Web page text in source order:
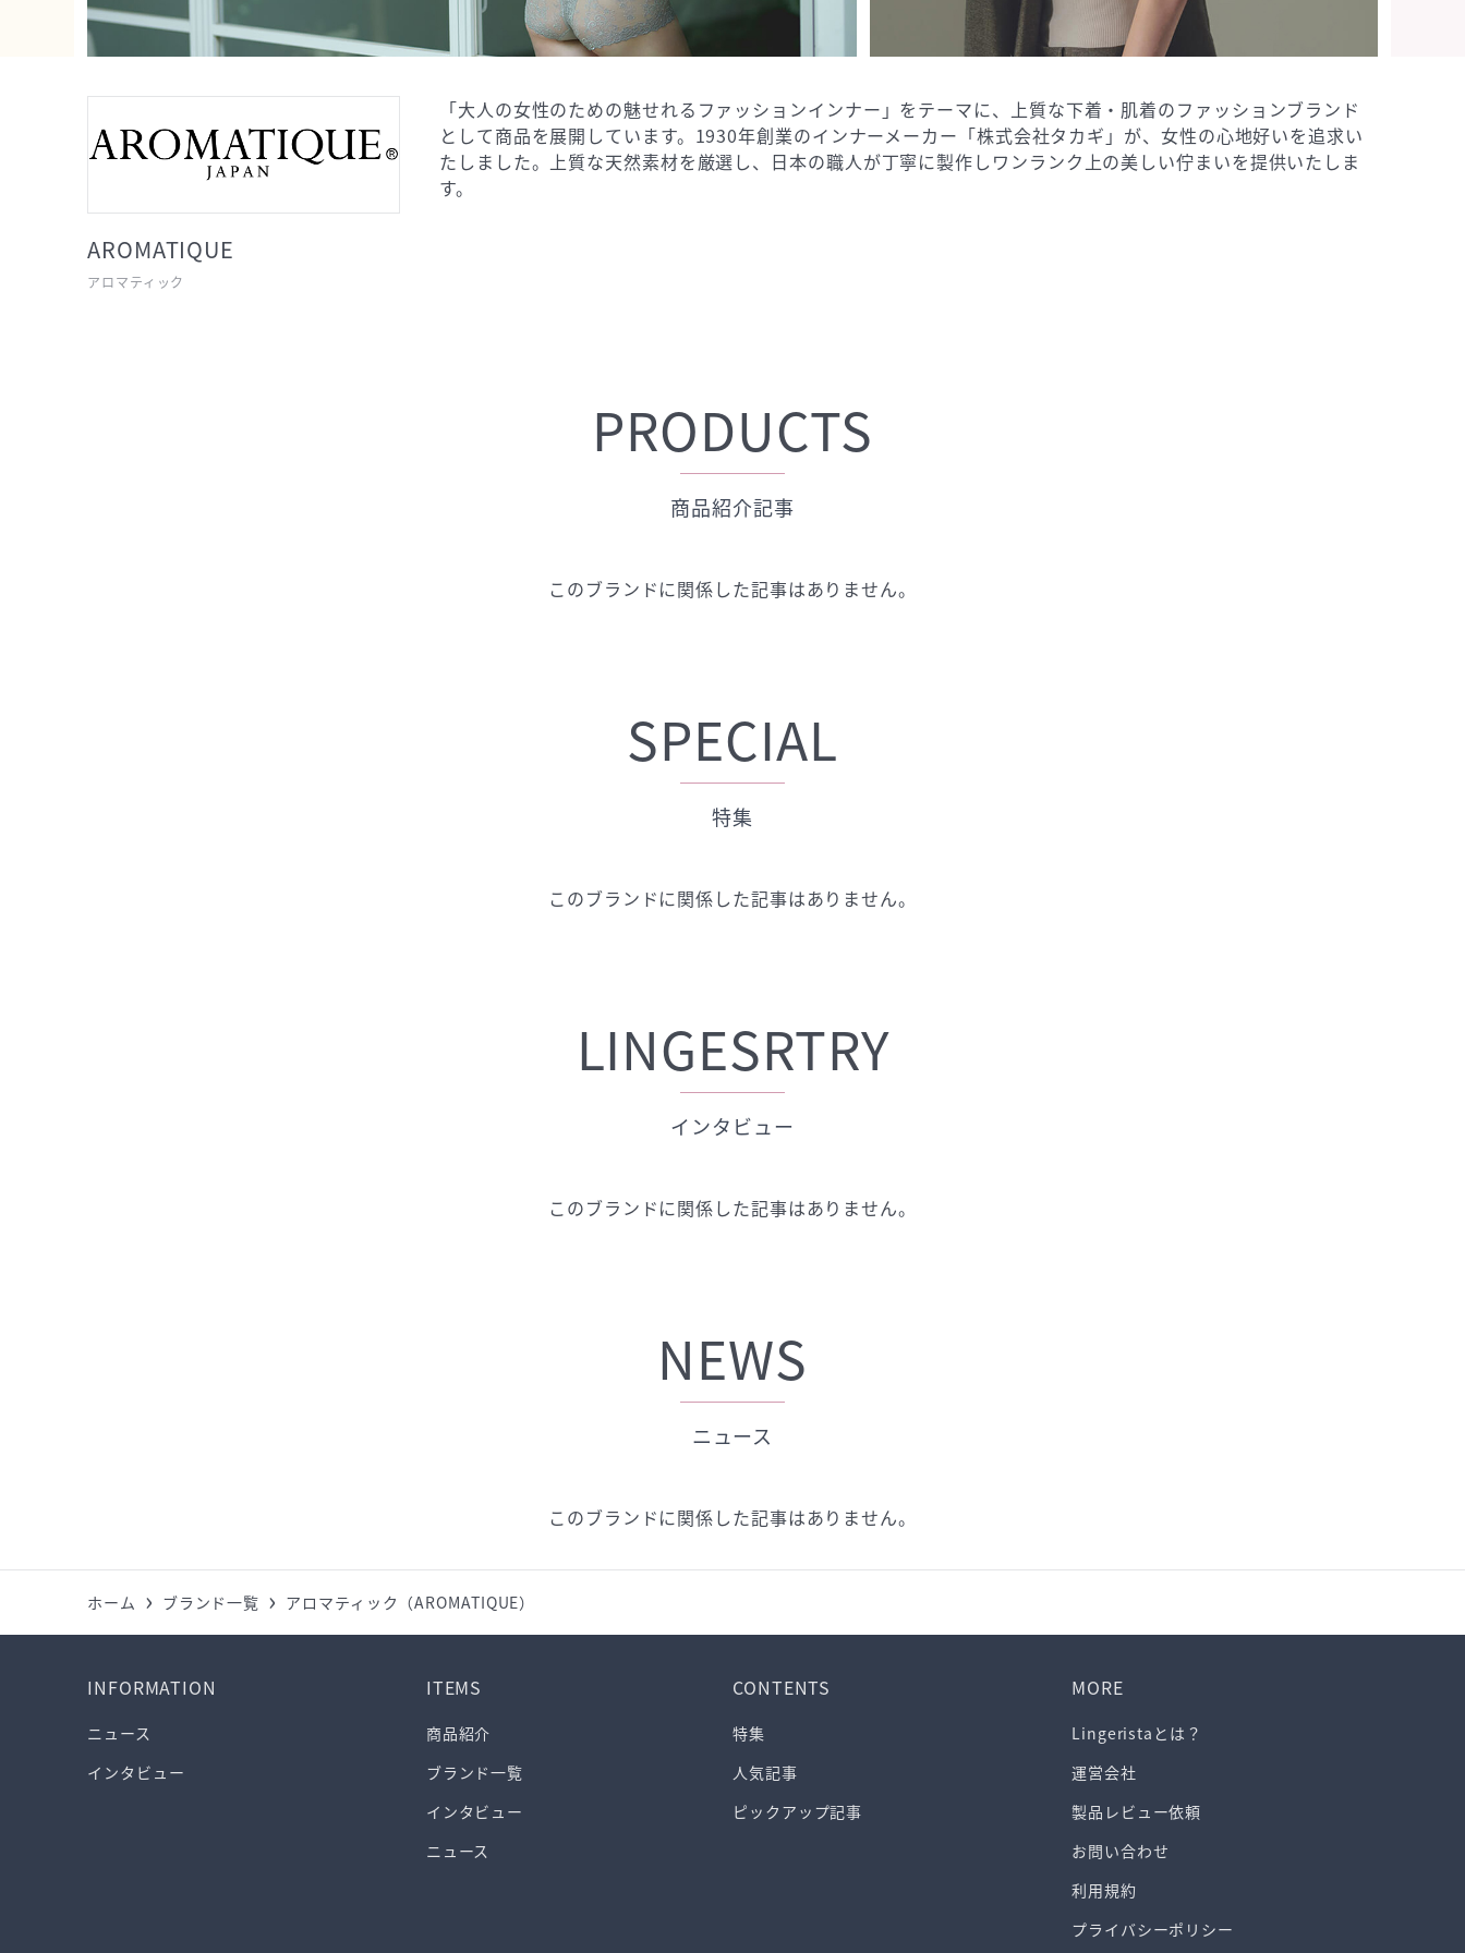
AROMATIQUE
アロマティック
「大人の女性のための魅せれるファッションインナー」をテーマに、上質な下着・肌着のファッションブランド
として商品を展開しています。1930年創業のインナーメーカー「株式会社タカギ」が、女性の心地好いを追求い
たしました。上質な天然素材を厳選し、日本の職人が丁寧に製作しワンランク上の美しい佇まいを提供いたしま
す。
PRODUCTS
商品紹介記事
このブランドに関係した記事はありません。
SPECIAL
特集
このブランドに関係した記事はありません。
LINGESRTRY
インタビュー
このブランドに関係した記事はありません。
NEWS
ニュース
このブランドに関係した記事はありません。
ホーム ブランド一覧 アロマティック（AROMATIQUE）
INFORMATION
ニュース
インタビュー
ITEMS
商品紹介
ブランド一覧
インタビュー
ニュース
CONTENTS
特集
人気記事
ピックアップ記事
MORE
Lingeristaとは？
運営会社
製品レビュー依頼
お問い合わせ
利用規約
プライバシーポリシー